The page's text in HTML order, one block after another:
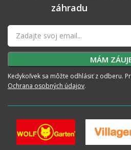
záhradu
Kedykoľvek sa môžte odhlásiť z odberu.
Ochrana osobných údajov.